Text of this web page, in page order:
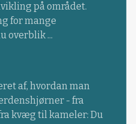
på området.
for mange
overblik ...
af, hvordan man
- fra
kvæg til kameler: Du